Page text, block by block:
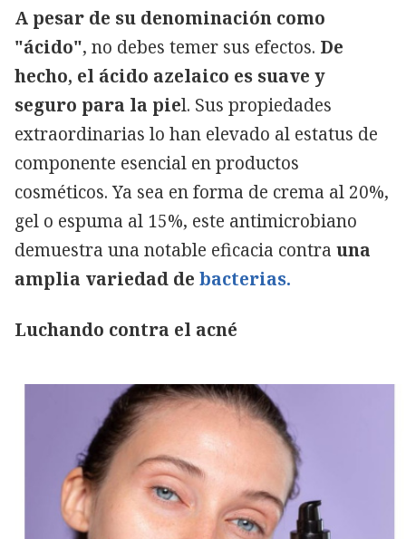
A pesar de su denominación como
"ácido", no debes temer sus efectos. De
hecho, el ácido azelaico es suave y
seguro para la piel. Sus propiedades
extraordinarias lo han elevado al estatus de
componente esencial en productos
cosméticos. Ya sea en forma de crema al 20%,
gel o espuma al 15%, este antimicrobiano
demuestra una notable eficacia contra una
amplia variedad de bacterias.
Luchando contra el acné